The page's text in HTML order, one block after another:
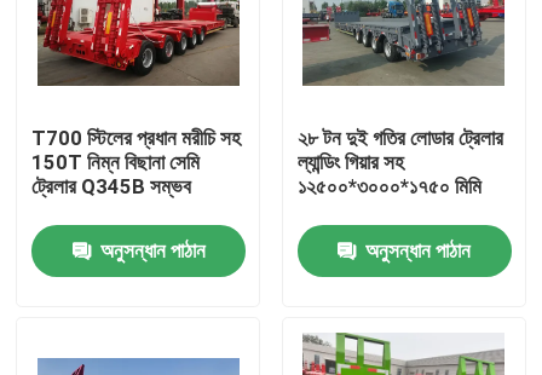
T700 স্টিলের প্রধান মরীচি সহ
150T নিম্ন বিছানা সেমি
ট্রেলার Q345B সম্ভব
অনুসন্ধান পাঠান
২৮ টন দুই গতির লোডার ট্রেলার
ল্যান্ডিং গিয়ার সহ
১২৫০০*৩০০০*১৭৫০ মিমি
অনুসন্ধান পাঠান